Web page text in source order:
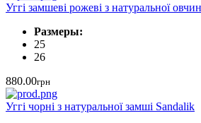
Уггі замшеві рожеві з натуральної
Размеры:
25
26
880.00грн
Уггі чорні з натуральної замші Sandalik